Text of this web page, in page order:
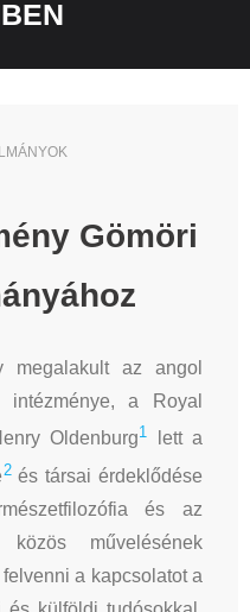
Gömöri
megalakult az angol
intézménye, a Royal
Oldenburg1 lett a
2és társai érdeklődése
és az
közös művelésének
a kapcsolatot a